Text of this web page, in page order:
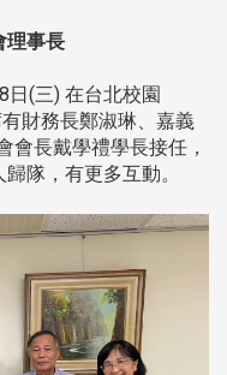
理事長
(三) 在台北校園
財務長鄭淑琳、嘉義
會長戴學禮學長接任，
隊，有更多互動。